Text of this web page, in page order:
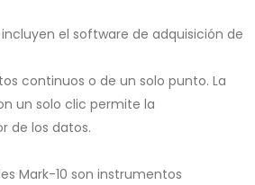
el software de adquisición de
continuos o de un solo punto. La
un solo clic permite la
de los datos.
Mark-10 son instrumentos